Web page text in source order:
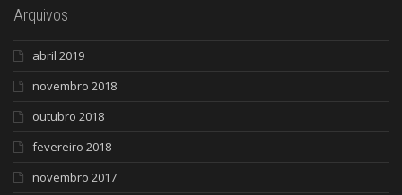
Arquivos
abril 2019
novembro 2018
outubro 2018
fevereiro 2018
novembro 2017